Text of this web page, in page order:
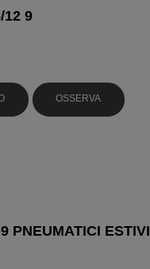
12 9
OSSERVA
PNEUMATICI ESTIVI